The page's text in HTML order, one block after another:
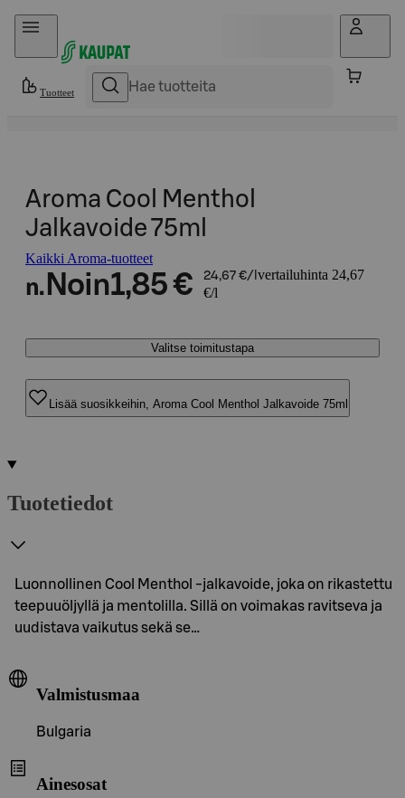
Hyppää sisältöön
Tuotteet
Aroma Cool Menthol
Jalkavoide 75ml
Kaikki Aroma-tuotteet
n. Noin1,85 € 24,67 €/l vertailuhinta 24,67
€/l
Valitse toimitustapa
Lisää suosikkeihin, Aroma Cool Menthol Jalkavoide 75ml
Tuotetiedot
Luonnollinen Cool Menthol -jalkavoide, joka on rikastettu
teepuuöljyllä ja mentolilla. Sillä on voimakas ravitseva ja
uudistava vaikutus sekä se…
Valmistusmaa
Bulgaria
Ainesosat